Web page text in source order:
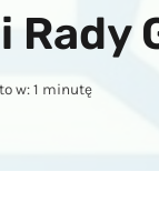
Rady
w:1 minutę